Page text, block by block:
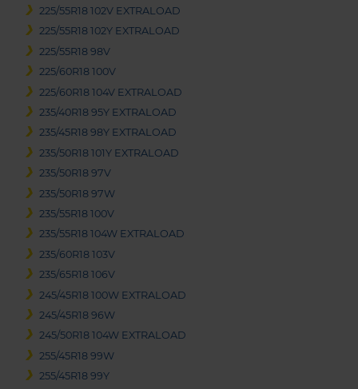
225/55R18 102V EXTRALOAD
225/55R18 102Y EXTRALOAD
225/55R18 98V
225/60R18 100V
225/60R18 104V EXTRALOAD
235/40R18 95Y EXTRALOAD
235/45R18 98Y EXTRALOAD
235/50R18 101Y EXTRALOAD
235/50R18 97V
235/50R18 97W
235/55R18 100V
235/55R18 104W EXTRALOAD
235/60R18 103V
235/65R18 106V
245/45R18 100W EXTRALOAD
245/45R18 96W
245/50R18 104W EXTRALOAD
255/45R18 99W
255/45R18 99Y